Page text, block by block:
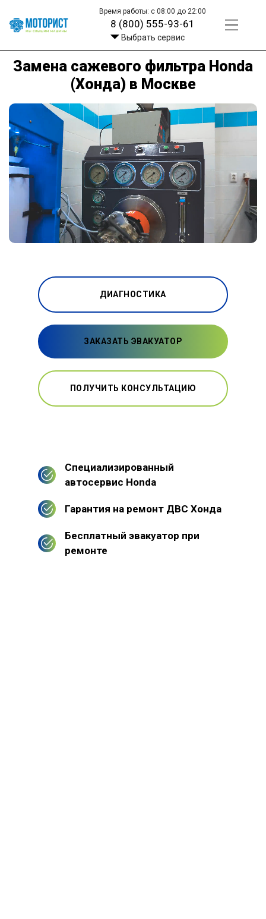
Время работы: с 08:00 до 22:00
8 (800) 555-93-61
Выбрать сервис
Замена сажевого фильтра Honda
(Хонда) в Москве
ДИАГНОСТИКА
ЗАКАЗАТЬ ЭВАКУАТОР
ПОЛУЧИТЬ КОНСУЛЬТАЦИЮ
Специализированный
автосервис Honda
Гарантия на ремонт ДВС Хонда
Бесплатный эвакуатор при
ремонте